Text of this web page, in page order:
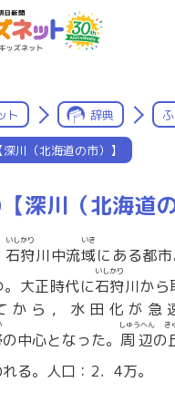
ト 辞典 ふ
川（北海道の市）】
深川（北海道の
石狩
いしかり
川中流域
いき
にある都市
。大正時代に石狩
いしかり
川から
から，水田化が急
の中心となった。 周辺
しゅうへん
の
き
る。人口：2．4万。